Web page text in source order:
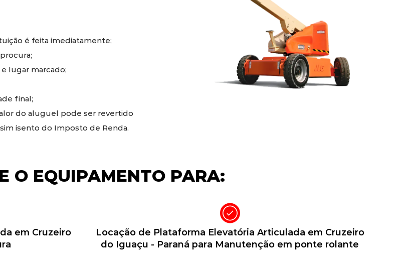
é feita imediatamente;
lugar marcado;
final;
do aluguel pode ser revertido
isento do Imposto de Renda.
O EQUIPAMENTO PARA:
em Cruzeiro
Locação de Plataforma Elevatória Articulada em Cruzeiro
do Iguaçu - Paraná para Manutenção em ponte rolante